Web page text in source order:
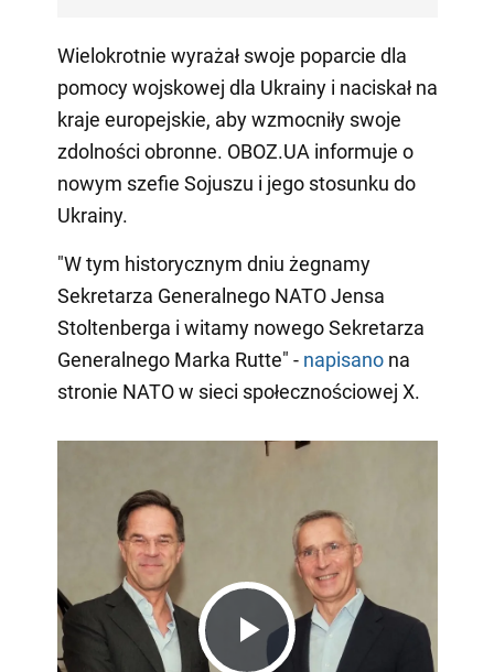
Wielokrotnie wyrażał swoje poparcie dla
pomocy wojskowej dla Ukrainy i naciskał na
kraje europejskie, aby wzmocniły swoje
zdolności obronne. OBOZ.UA informuje o
nowym szefie Sojuszu i jego stosunku do
Ukrainy.
"W tym historycznym dniu żegnamy
Sekretarza Generalnego NATO Jensa
Stoltenberga i witamy nowego Sekretarza
Generalnego Marka Rutte" - napisanona
stronie NATO w sieci społecznościowej X.